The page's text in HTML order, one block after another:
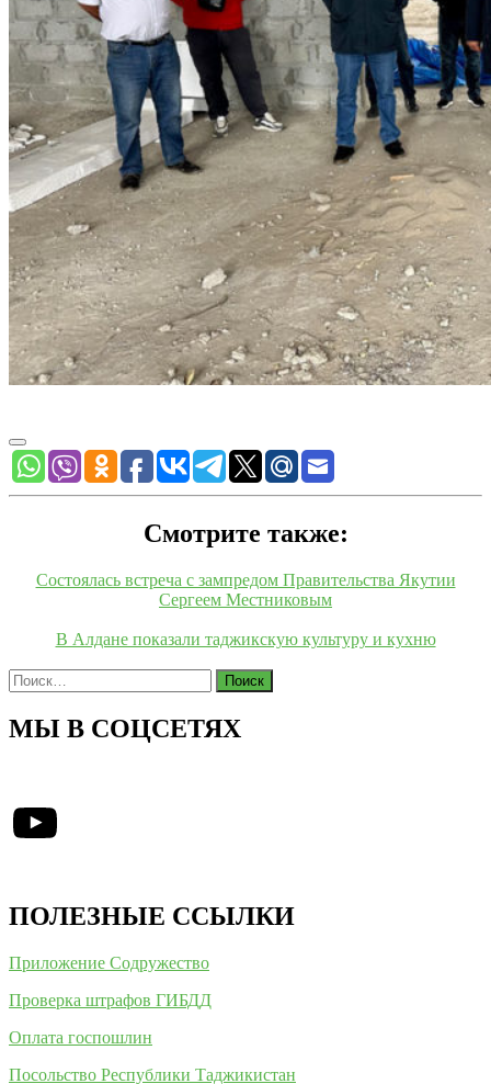
Смотрите также:
Состоялась встреча с зампредом Правительства Якутии
Сергеем Местниковым
В Алдане показали таджикскую культуру и кухню
Найти:
МЫ В СОЦСЕТЯХ
YouTube
ПОЛЕЗНЫЕ ССЫЛКИ
Приложение Содружество
Проверка штрафов ГИБДД
Оплата госпошлин
Посольство Республики Таджикистан